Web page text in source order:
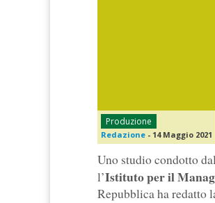
Produzione
Redazione - 14 Maggio 2021
Uno studio condotto
l’Istituto per il
Repubblica ha redatto